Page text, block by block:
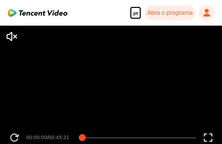
pt Abra o programa
00:00:00/00:45:21